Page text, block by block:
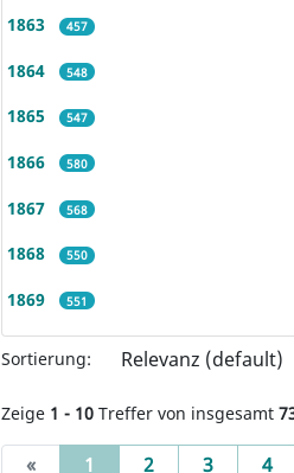
1863 457
1864 548
1865 547
1866 580
1867 568
1868 550
1869 551
Sortierung:
Zeige 1 - 10 Treffer von insgesamt
« 1 (current)
2 3 4